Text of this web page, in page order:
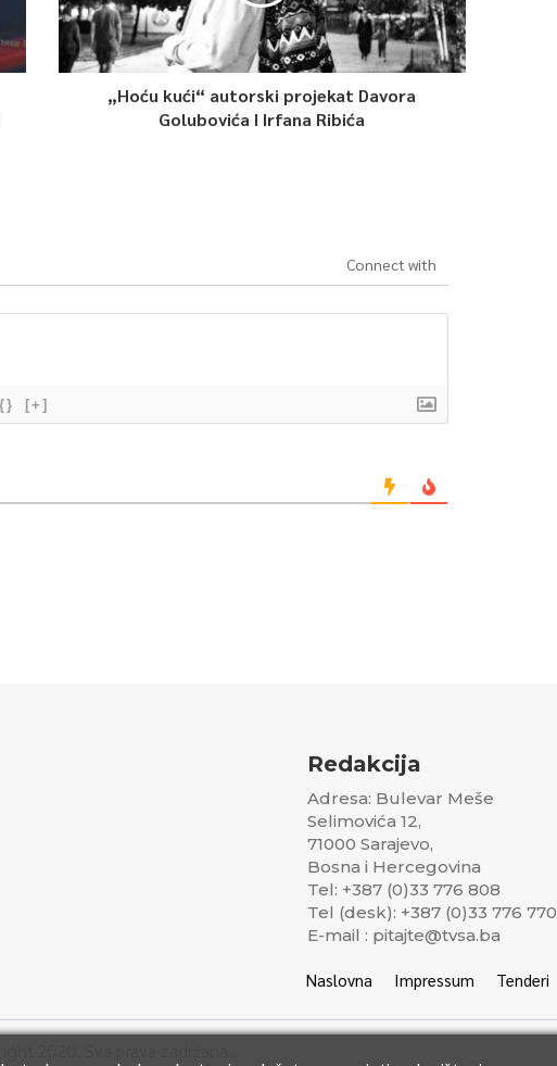
„Hoću kući“ autorski projekat Davora
Golubovića I Irfana Ribića
Connect with
{} [+]
Redakcija
Adresa: Bulevar Meše
Selimovića 12,
71000 Sarajevo,
Bosna i Hercegovina
Tel: +387 (0)33 776 808
Tel (desk): +387 (0)33 776 770
E-mail : pitajte@tvsa.ba
Naslovna Impressum Tenderi